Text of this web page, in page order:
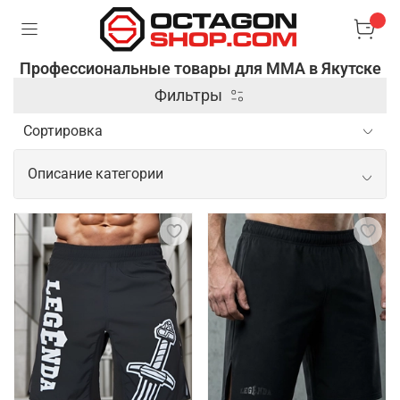
Профессиональные товары для ММА в Якутске
Фильтры
Описание категории
Профессиональные товары для ММА
Спортивные товары для ММА включают широкий
спектр экипировки и аксессуаров,
предназначенных для обеспечения безопасности и
повышения эффективности тренировок и боев. В
этом заключается их основная задача. Кроме
защитной экипировки, профессиональные товары
для ММА включают одежду из современных